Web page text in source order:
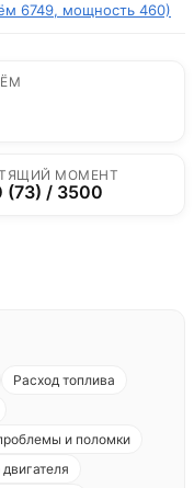
6749, мощность 460)
МОМЕНТ
(73) / 3500
Расход топлива
и поломки